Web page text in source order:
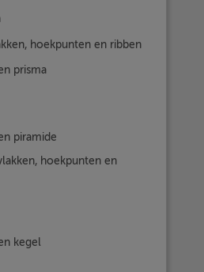
hoekpunten en ribben
prisma
piramide
hoekpunten en
kegel